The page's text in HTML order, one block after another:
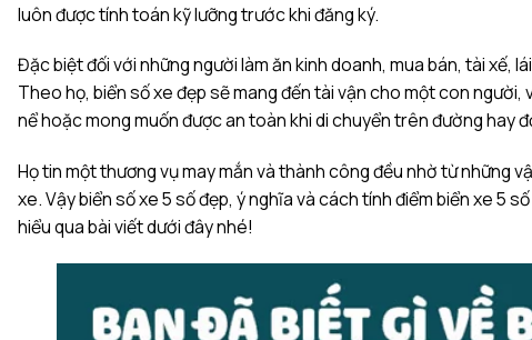
luôn được tính toán kỹ lưỡng trước khi đăng ký.
Đặc biệt đối với những người làm ăn kinh doanh, mua bán, tài xế,
Theo họ, biển số xe đẹp sẽ mang đến tài vận cho một con người,
nể hoặc mong muốn được an toàn khi di chuyển trên đường hay
Họ tin một thương vụ may mắn và thành công đều nhờ từ những
xe. Vậy biển số xe 5 số đẹp, ý nghĩa và cách tính điểm biển xe 5
hiểu qua bài viết dưới đây nhé!